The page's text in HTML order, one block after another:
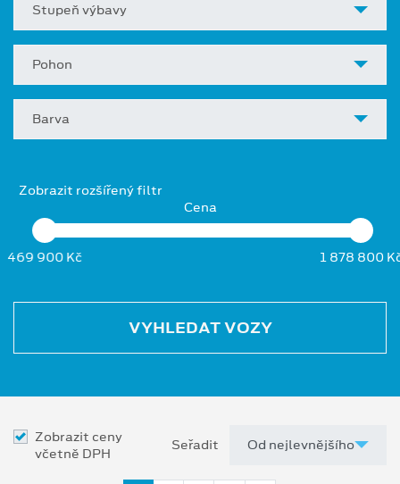
Stupeň výbavy
Pohon
Barva
Zobrazit rozšířený filtr
Cena
469 900 Kč 1 878 800
VYHLEDAT VOZY
Zobrazit ceny
včetně DPH
Seřadit